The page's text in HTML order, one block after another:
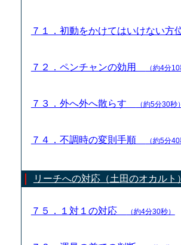
７１．初動をかけてはいけない方
７２．ペンチャンの効用 （約4分10
７３．外へ外へ散らす （約5分30秒）
７４．不調時の変則手順 （約5分40
リーチへの対応（土田のオカルト）
７５．１対１の対応 （約4分30秒）